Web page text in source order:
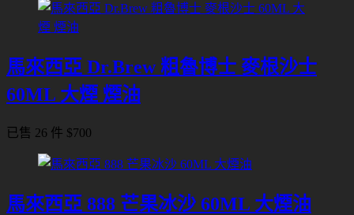
馬來西亞 Dr.Brew 粗魯博士 麥根沙士
60ML 大煙 煙油
已售 26 件 $700
馬來西亞 888 芒果冰沙 60ML 大煙油